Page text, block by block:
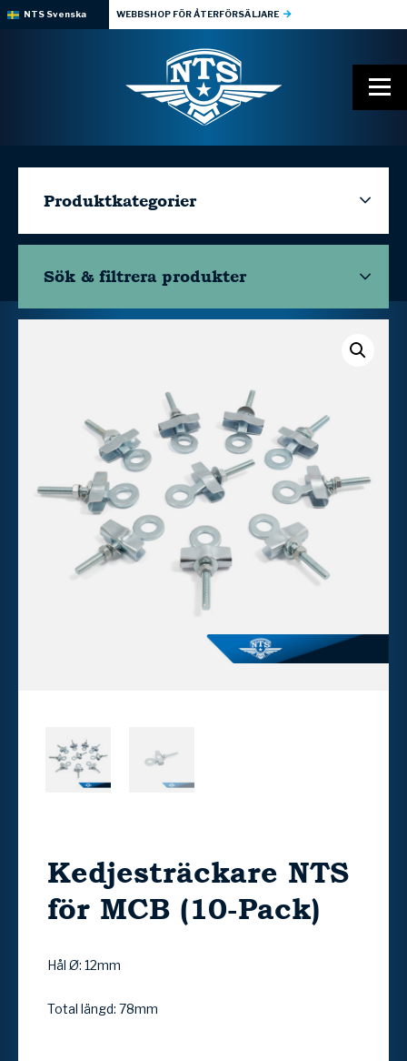
NTS Svenska WEBBSHOP FÖR ÅTERFÖRSÄLJARE
Produktkategorier
Sök & filtrera produkter
Kedjesträckare NTS
för MCB (10-Pack)
Hål Ø: 12mm
Total längd: 78mm